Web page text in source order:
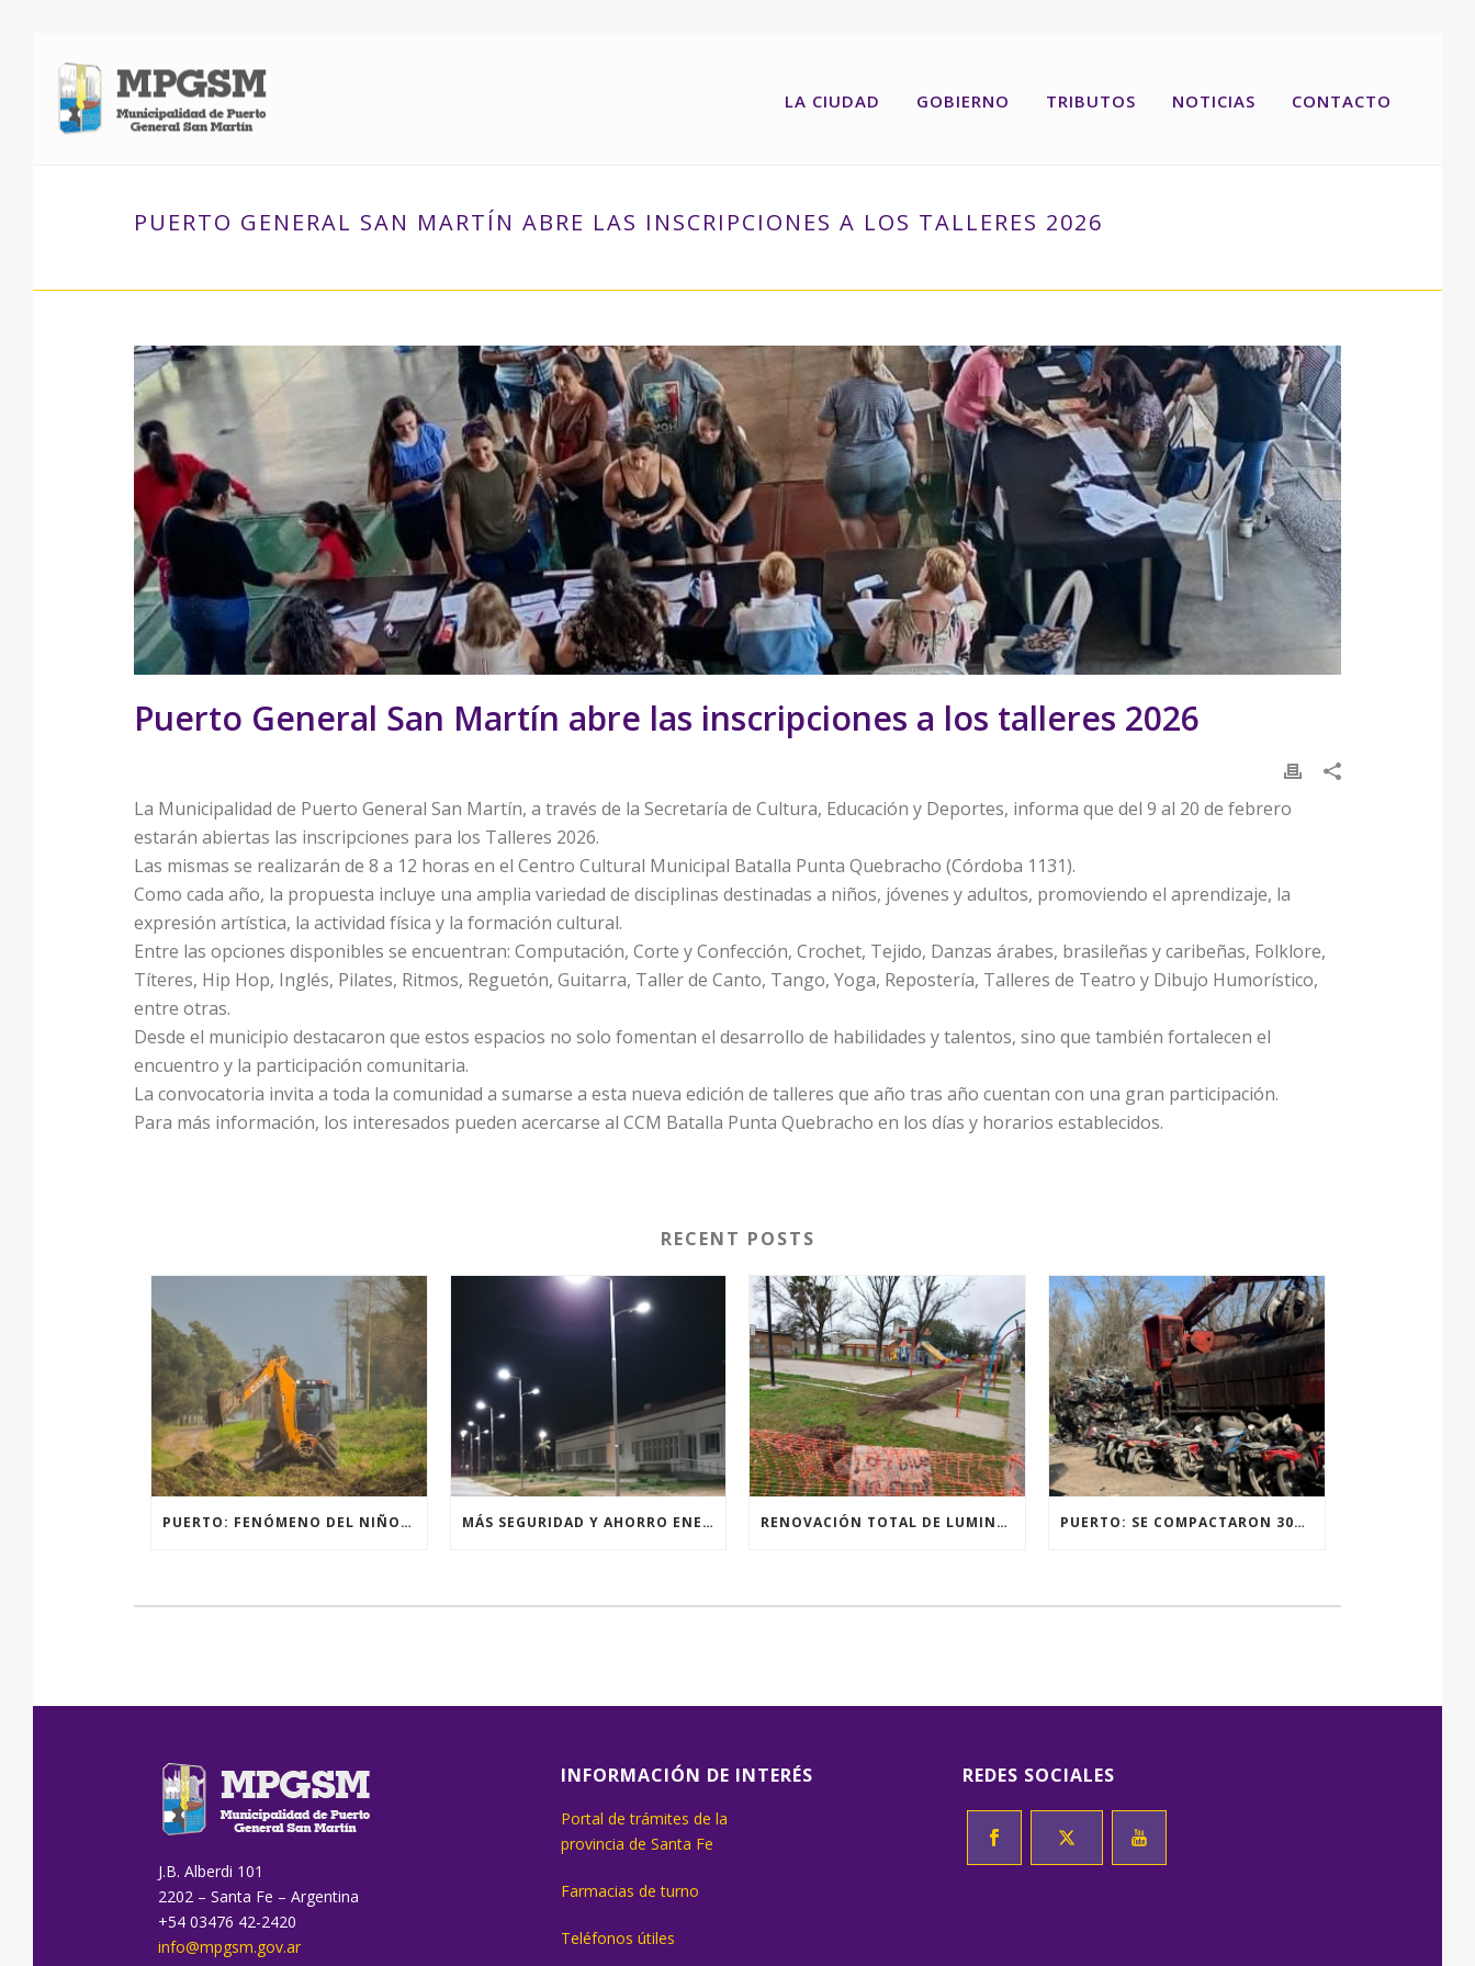
LA CIUDAD GOBIERNO TRIBUTOS NOTICIAS CONTACTO
PUERTO GENERAL SAN MARTÍN ABRE LAS INSCRIPCIONES A LOS TALLERES 2026
Puerto General San Martín abre las inscripciones a los talleres 2026
La Municipalidad de Puerto General San Martín, a través de la Secretaría de Cultura, Educación y Deportes, informa que del 9 al 20 de febrero
estarán abiertas las inscripciones para los Talleres 2026.
Las mismas se realizarán de 8 a 12 horas en el Centro Cultural Municipal Batalla Punta Quebracho (Córdoba 1131).
Como cada año, la propuesta incluye una amplia variedad de disciplinas destinadas a niños, jóvenes y adultos, promoviendo el aprendizaje, la
expresión artística, la actividad física y la formación cultural.
Entre las opciones disponibles se encuentran: Computación, Corte y Confección, Crochet, Tejido, Danzas árabes, brasileñas y caribeñas, Folklore,
Títeres, Hip Hop, Inglés, Pilates, Ritmos, Reguetón, Guitarra, Taller de Canto, Tango, Yoga, Repostería, Talleres de Teatro y Dibujo Humorístico,
entre otras.
Desde el municipio destacaron que estos espacios no solo fomentan el desarrollo de habilidades y talentos, sino que también fortalecen el
encuentro y la participación comunitaria.
La convocatoria invita a toda la comunidad a sumarse a esta nueva edición de talleres que año tras año cuentan con una gran participación.
Para más información, los interesados pueden acercarse al CCM Batalla Punta Quebracho en los días y horarios establecidos.
RECENT POSTS
PUERTO: FENÓMENO DEL NIÑO, ACCIONES PREVENTIVAS Y OBRAS. MÁS SEGURIDAD Y AHORRO ENERGÉTICO RENOVACIÓN TOTAL DE LUMINARIAS EN LA PLAZA JOSÉ PEDRONI DE SAN SEBASTIÁN. PUERTO: SE COMPACTARON 300 MOTOVEHÍCULOS
J.B. Alberdi 101
2202 – Santa Fe – Argentina
+54 03476 42-2420
info@mpgsm.gov.ar
INFORMACIÓN DE INTERÉS
Portal de trámites de la
provincia de Santa Fe
Farmacias de turno
Teléfonos útiles
REDES SOCIALES